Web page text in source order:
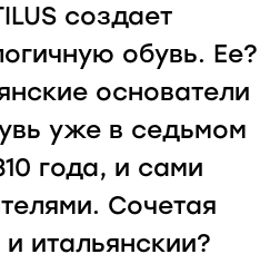
создает
обувь. Ее?
основатели
уже в седьмом
года, и сами
Сочетая
итальянскии?